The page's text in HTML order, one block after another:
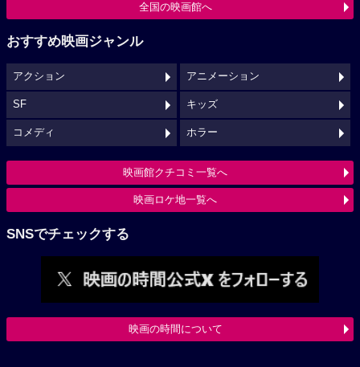
全国の映画館へ
おすすめ映画ジャンル
アクション アニメーション
SF キッズ
コメディ ホラー
映画館クチコミ一覧へ
映画ロケ地一覧へ
SNSでチェックする
映画の時間について